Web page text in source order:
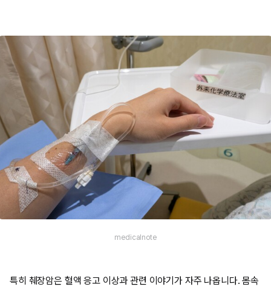
medicalnote
특히 췌장암은 혈액 응고 이상과 관련 이야기가 자주 나옵니다. 몸속